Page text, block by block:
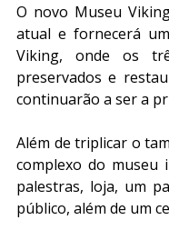
O novo Museu
atual e fornecerá
Viking, onde os
preservados e
continuarão a ser a
Além de triplicar o
complexo do museu
palestras, loja, um
público, além de um